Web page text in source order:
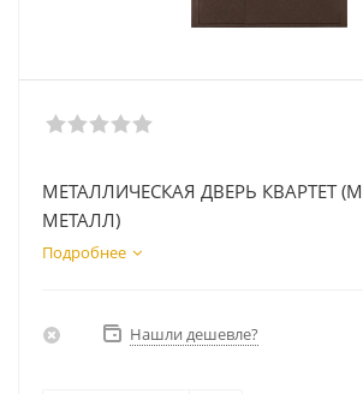
МЕТАЛЛИЧЕСКАЯ ДВЕРЬ КВАРТЕТ
МЕТАЛЛ)
Подробнее
Нашли дешевле?